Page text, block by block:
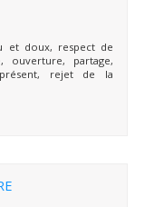
et doux, respect de
ouverture, partage,
rejet de la